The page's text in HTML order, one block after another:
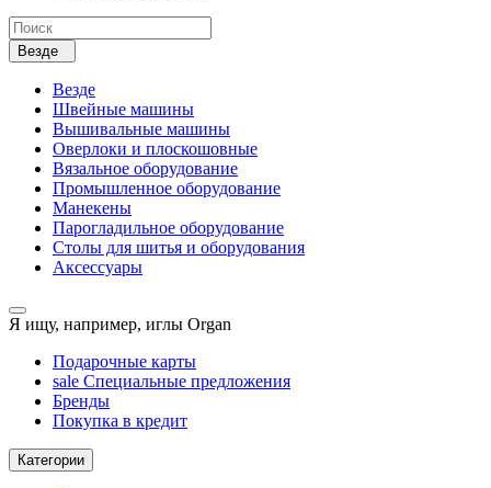
Везде
Везде
Швейные машины
Вышивальные машины
Оверлоки и плоскошовные
Вязальное оборудование
Промышленное оборудование
Манекены
Парогладильное оборудование
Столы для шитья и оборудования
Аксессуары
Я ищу, например, иглы Organ
Подарочные карты
sale Специальные предложения
Бренды
Покупка в кредит
Категории